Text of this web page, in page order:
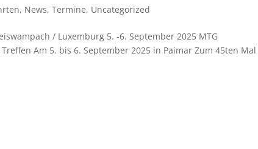
, News,Termine, Uncategorized
/ Luxemburg 5. -6. September 2025 MTG
Am 5. bis 6. September 2025 in Paimar Zum 45ten Mal